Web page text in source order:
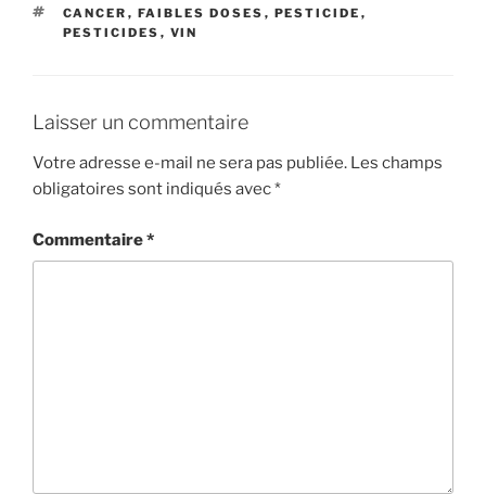
ÉTIQUETTES
CANCER , FAIBLES DOSES , PESTICIDE ,
PESTICIDES , VIN
Laisser un commentaire
Votre adresse e-mail ne sera pas publiée. Les champs
obligatoires sont indiqués avec*
Commentaire*